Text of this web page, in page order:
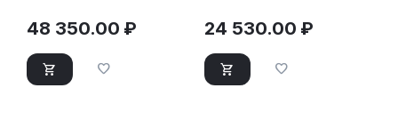
48 350.00 ₽ 24 530.00 ₽